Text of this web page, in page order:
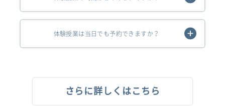
体験授業は当日でも予約できますか？
さらに詳しくはこちら